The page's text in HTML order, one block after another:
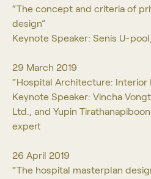
“The concept and criteria of
design”
Keynote Speaker: Senis U-
29 March 2019
“Hospital Architecture: Interior
Keynote Speaker: Vincha
Ltd., and Yupin
expert
26 April 2019
“The hospital masterplan